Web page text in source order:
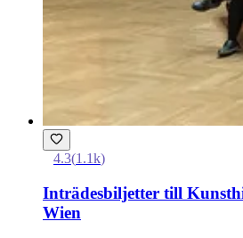
4.3(1.1k)
Inträdesbiljetter till
Wien